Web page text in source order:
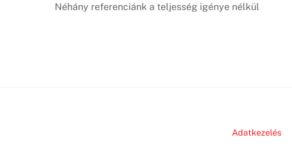
Néhány referenciánk a teljesség igénye nélkül
Adatkezelés